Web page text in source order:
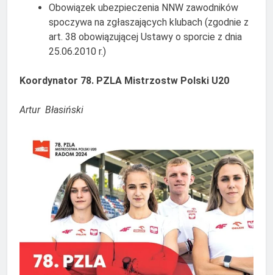
Obowiązek ubezpieczenia NNW zawodników
spoczywa na zgłaszających klubach (zgodnie z
art. 38 obowiązującej Ustawy o sporcie z dnia
25.06.2010 r.)
Koordynator 78. PZLA Mistrzostw Polski U20
Artur Błasiński